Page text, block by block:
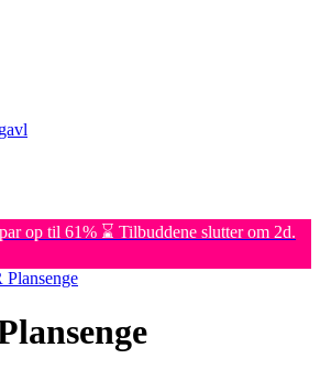
op til 61% ⌛ Tilbuddene slutter om 2d.